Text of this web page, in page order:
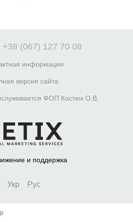
(067) 127 70 08
информация
версия сайта
ФОП Костюк О.В.
и поддержка
Укр Рус